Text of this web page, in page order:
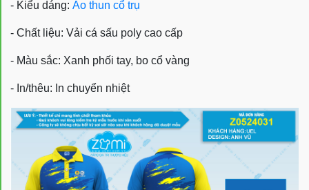
- Kiểu dáng: Áo thun cổ trụ
- Chất liệu: Vải cá sấu poly cao cấp
- Màu sắc: Xanh phối tay, bo cổ vàng
- In/thêu: In chuyển nhiệt